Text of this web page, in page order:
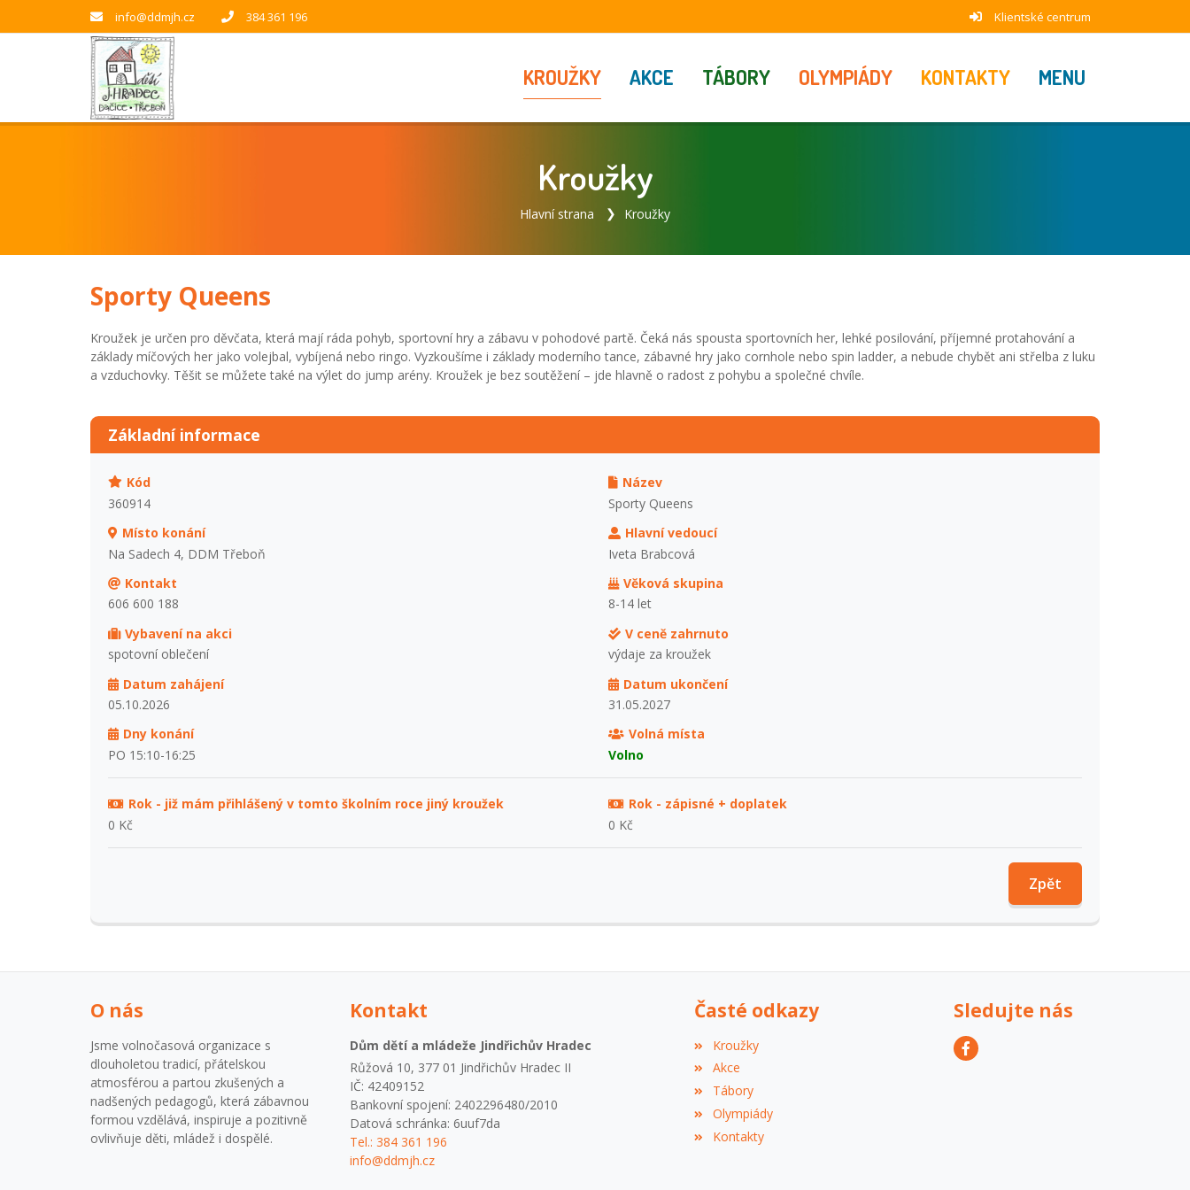
info@ddmjh.cz 384 361 196 Klientské centrum
KROUŽKY AKCE TÁBORY OLYMPIÁDY KONTAKTY MENU
Kroužky
Hlavní strana Kroužky
Sporty Queens
Kroužek je určen pro děvčata, která mají ráda pohyb, sportovní hry a zábavu v pohodové partě. Čeká nás spousta sportovních her, lehké posilování, příjemné protahování a
základy míčových her jako volejbal, vybíjená nebo ringo. Vyzkoušíme i základy moderního tance, zábavné hry jako cornhole nebo spin ladder, a nebude chybět ani střelba z luku
a vzduchovky. Těšit se můžete také na výlet do jump arény. Kroužek je bez soutěžení – jde hlavně o radost z pohybu a společné chvíle.
Základní informace
Kód
360914
Název
Sporty Queens
Místo konání
Na Sadech 4, DDM Třeboň
Hlavní vedoucí
Iveta Brabcová
Kontakt
606 600 188
Věková skupina
8-14 let
Vybavení na akci
spotovní oblečení
V ceně zahrnuto
výdaje za kroužek
Datum zahájení
05.10.2026
Datum ukončení
31.05.2027
Dny konání
PO 15:10-16:25
Volná místa
Volno
Rok - již mám přihlášený v tomto školním roce jiný kroužek
0 Kč
Rok - zápisné + doplatek
0 Kč
Zpět
O nás
Jsme volnočasová organizace s
dlouholetou tradicí, přátelskou
atmosférou a partou zkušených a
nadšených pedagogů, která zábavnou
formou vzdělává, inspiruje a pozitivně
ovlivňuje děti, mládež i dospělé.
Kontakt
Dům dětí a mládeže Jindřichův Hradec
Růžová 10, 377 01 Jindřichův Hradec II
IČ: 42409152
Bankovní spojení: 2402296480/2010
Datová schránka: 6uuf7da
Tel.: 384 361 196
info@ddmjh.cz
Časté odkazy
Kroužky
Akce
Tábory
Olympiády
Kontakty
Sledujte nás